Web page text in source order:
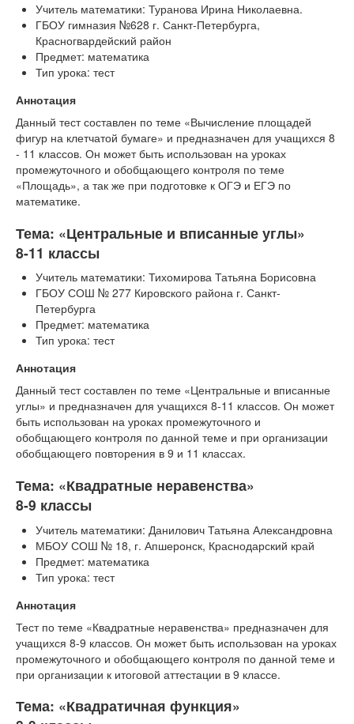
Учитель математики: Туранова Ирина Николаевна.
ГБОУ гимназия №628 г. Санкт-Петербурга,
Красногвардейский район
Предмет: математика
Тип урока: тест
Аннотация
Данный тест составлен по теме «Вычисление площадей
фигур на клетчатой бумаге» и предназначен для учащихся 8
- 11 классов. Он может быть использован на уроках
промежуточного и обобщающего контроля по теме
«Площадь», а так же при подготовке к ОГЭ и ЕГЭ по
математике.
Тема: «Центральные и вписанные углы»
8-11 классы
Учитель математики: Тихомирова Татьяна Борисовна
ГБОУ СОШ № 277 Кировского района г. Санкт-
Петербурга
Предмет: математика
Тип урока: тест
Аннотация
Данный тест составлен по теме «Центральные и вписанные
углы» и предназначен для учащихся 8-11 классов. Он может
быть использован на уроках промежуточного и
обобщающего контроля по данной теме и при организации
обобщающего повторения в 9 и 11 классах.
Тема: «Квадратные неравенства»
8-9 классы
Учитель математики: Данилович Татьяна Александровна
МБОУ СОШ № 18, г. Апшеронск, Краснодарский край
Предмет: математика
Тип урока: тест
Аннотация
Тест по теме «Квадратные неравенства» предназначен для
учащихся 8-9 классов. Он может быть использован на уроках
промежуточного и обобщающего контроля по данной теме и
при организации к итоговой аттестации в 9 классе.
Тема: «Квадратичная функция»